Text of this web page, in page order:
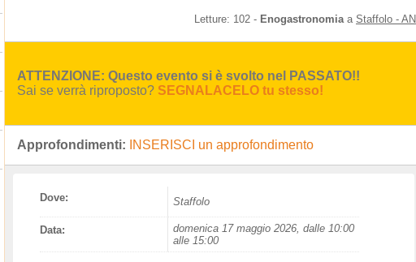
Letture: 102 - Enogastronomiaa Staffolo - AN
ATTENZIONE: Questo evento si è svolto nel PASSATO!!
Sai se verrà riproposto? SEGNALACELO tu stesso!
Approfondimenti: INSERISCI un approfondimento
Dove: Staffolo
Data:
domenica 17 maggio 2026, dalle 10:00
alle 15:00